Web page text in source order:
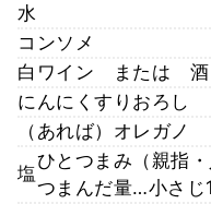
水
コンソメ
白ワイン または 酒
にんにくすりおろし
（あれば）オレガノ
塩
ひとつまみ（親指
つまんだ量…小さじ